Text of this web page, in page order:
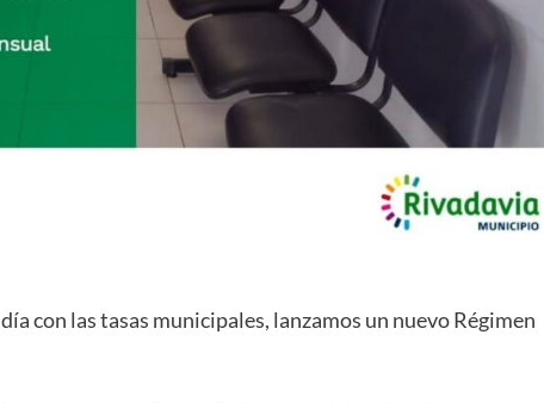
con las tasas municipales, lanzamos un nuevo Régimen